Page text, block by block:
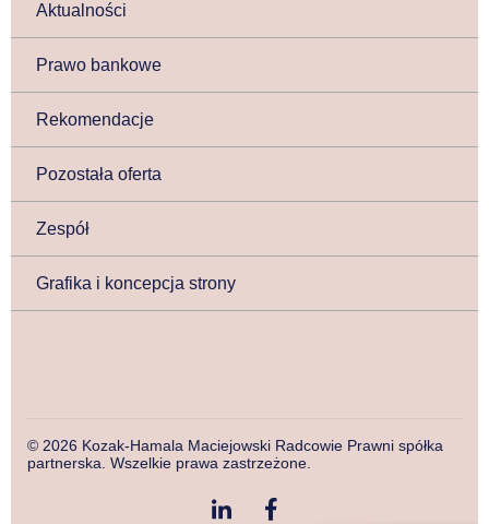
Aktualności
Prawo bankowe
Rekomendacje
Pozostała oferta
Zespół
Grafika i koncepcja strony
© 2026 Kozak-Hamala Maciejowski Radcowie Prawni spółka
partnerska. Wszelkie prawa zastrzeżone.